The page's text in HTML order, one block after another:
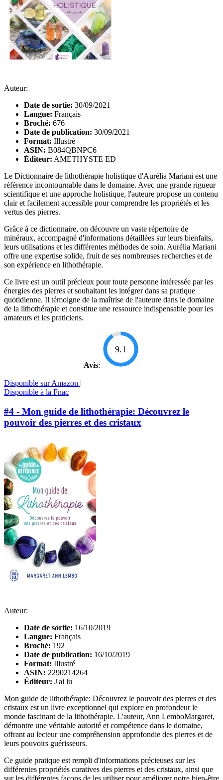
Auteur:
Date de sortie: 30/09/2021
Langue: Français
Broché: 676
Date de publication: 30/09/2021
Format: Illustré
ASIN: B084QBNPC6
Éditeur: AMETHYSTE ED
Le Dictionnaire de lithothérapie holistique d'Aurélia Mariani est une
référence incontournable dans le domaine. Avec une grande rigueur
scientifique et une approche holistique, l'auteure propose un contenu
clair et facilement accessible pour comprendre les propriétés et les
vertus des pierres.
Grâce à ce dictionnaire, on découvre un vaste répertoire de
minéraux, accompagné d'informations détaillées sur leurs bienfaits,
leurs utilisations et les différentes méthodes de soin. Aurélia Mariani
offre une expertise solide, fruit de ses nombreuses recherches et de
son expérience en lithothérapie.
Ce livre est un outil précieux pour toute personne intéressée par les
énergies des pierres et souhaitant les intégrer dans sa pratique
quotidienne. Il témoigne de la maîtrise de l'auteure dans le domaine
de la lithothérapie et constitue une ressource indispensable pour les
amateurs et les praticiens.
Avis:
9.1
Disponible sur Amazon |
Disponible à la Fnac
#4 - Mon guide de lithothérapie: Découvrez le
pouvoir des pierres et des cristaux
Auteur:
Date de sortie: 16/10/2019
Langue: Français
Broché: 192
Date de publication: 16/10/2019
Format: Illustré
ASIN: 2290214264
Éditeur: J'ai lu
Mon guide de lithothérapie: Découvrez le pouvoir des pierres et des
cristaux est un livre exceptionnel qui explore en profondeur le
monde fascinant de la lithothérapie. L'auteur, Ann LemboMargaret,
démontre une véritable autorité et compétence dans le domaine,
offrant au lecteur une compréhension approfondie des pierres et de
leurs pouvoirs guérisseurs.
Ce guide pratique est rempli d'informations précieuses sur les
différentes propriétés curatives des pierres et des cristaux, ainsi que
sur les différentes façons de les utiliser pour améliorer notre bien-être